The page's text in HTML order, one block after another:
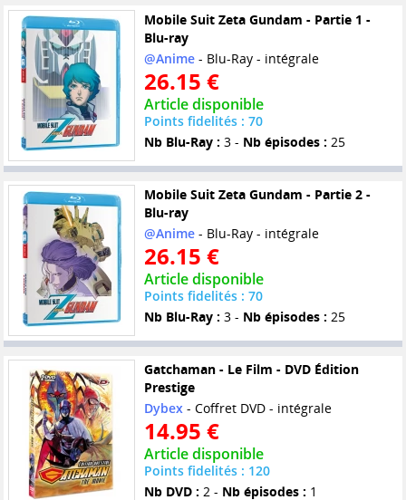
Mobile Suit Zeta Gundam - Partie 1 -
Blu-ray
@Anime- Blu-Ray - intégrale
26.15 €
Article disponible
Points fidelités : 70
Nb Blu-Ray : 3 - Nb épisodes : 25
Mobile Suit Zeta Gundam - Partie 2 -
Blu-ray
@Anime- Blu-Ray - intégrale
26.15 €
Article disponible
Points fidelités : 70
Nb Blu-Ray : 3 - Nb épisodes : 25
Gatchaman - Le Film - DVD Édition
Prestige
Dybex- Coffret DVD - intégrale
14.95 €
Article disponible
Points fidelités : 120
Nb DVD : 2 - Nb épisodes : 1